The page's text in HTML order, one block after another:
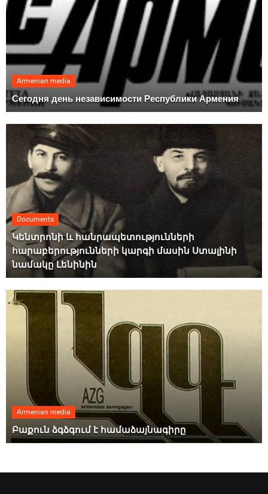
Armenian media
Сегодня день независимости Республики Армения
Documents
Կենտրոնի և հանրապետությունների
հարաբերությունների կարգի մասին Ստալինի
նամակը Լենինին
Armenian media
Բաքուն ձգձգում է համաձայնագիրը